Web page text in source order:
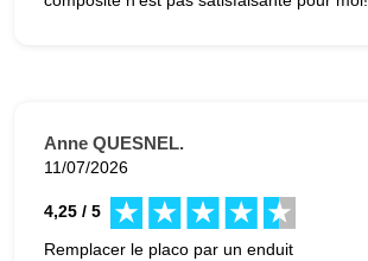
Anne QUESNEL.
11/07/2026
4,25 / 5
Remplacer le placo par un enduit